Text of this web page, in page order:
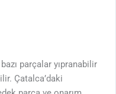
parçalar yıpranabilir
Çatalca’daki